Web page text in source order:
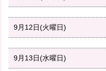
9月12日(火曜日)
9月13日(水曜日)